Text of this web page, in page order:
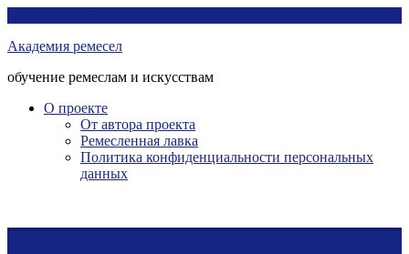
контенту
Академия ремесел
обучение ремеслам и искусствам
О проекте
От автора проекта
Ремесленная лавка
Политика конфиденциальности персональных
данных